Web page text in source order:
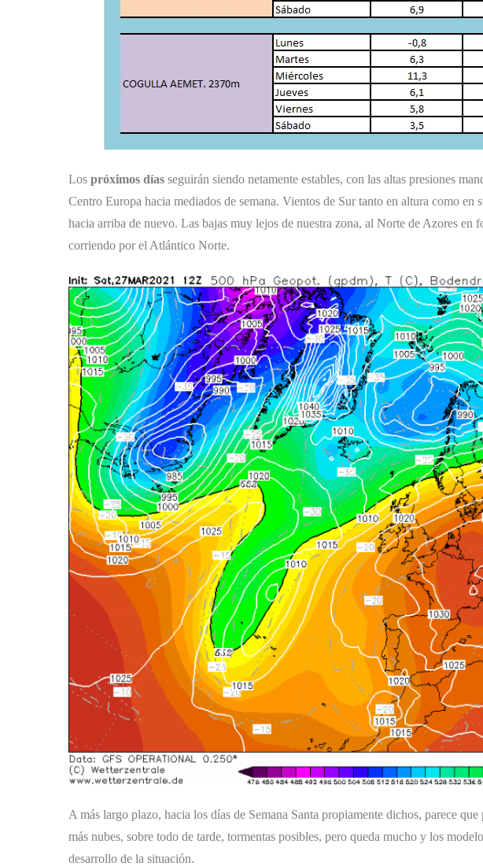
Los próximos días seguirán siendo netamente estables, con las altas presiones
Centro Europa hacia mediados de semana. Vientos de Sur tanto en altura como en
hacia arriba de nuevo. Las bajas muy lejos de nuestra zona, al Norte de Azores en
corriendo por el Atlántico Norte.
A más largo plazo, hacia los días de Semana Santa propiamente dichos, parece
más nubes, sobre todo de tarde, tormentas posibles, pero queda mucho y los
desarrollo de la situación.